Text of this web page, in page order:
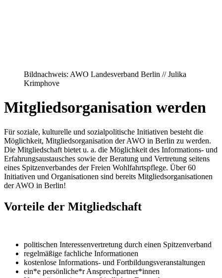
Bildnachweis: AWO Landesverband Berlin // Julika
Krimphove
Mitgliedsorganisation werden
Für soziale, kulturelle und sozialpolitische Initiativen besteht die
Möglichkeit, Mitgliedsorganisation der AWO in Berlin zu werden.
Die Mitgliedschaft bietet u. a. die Möglichkeit des Informations- und
Erfahrungsaustausches sowie der Beratung und Vertretung seitens
eines Spitzenverbandes der Freien Wohlfahrtspflege. Über 60
Initiativen und Organisationen sind bereits Mitgliedsorganisationen
der AWO in Berlin!
Vorteile der Mitgliedschaft
politischen Interessenvertretung durch einen Spitzenverband
regelmäßige fachliche Informationen
kostenlose Informations- und Fortbildungsveranstaltungen
ein*e persönliche*r Ansprechpartner*innen